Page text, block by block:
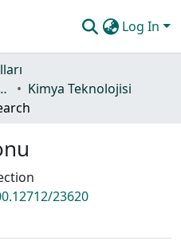
Log In
Yüksekokulu
Kimya Teknolojisi
23620